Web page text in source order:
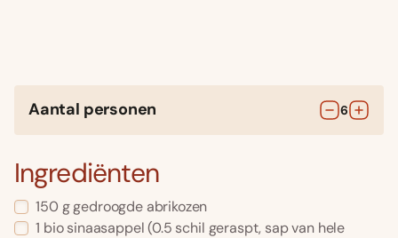
Aantal personen 6
Ingrediënten
150 ggedroogde abrikozen
1 bio sinaasappel(0.5 schil geraspt, sap van hele